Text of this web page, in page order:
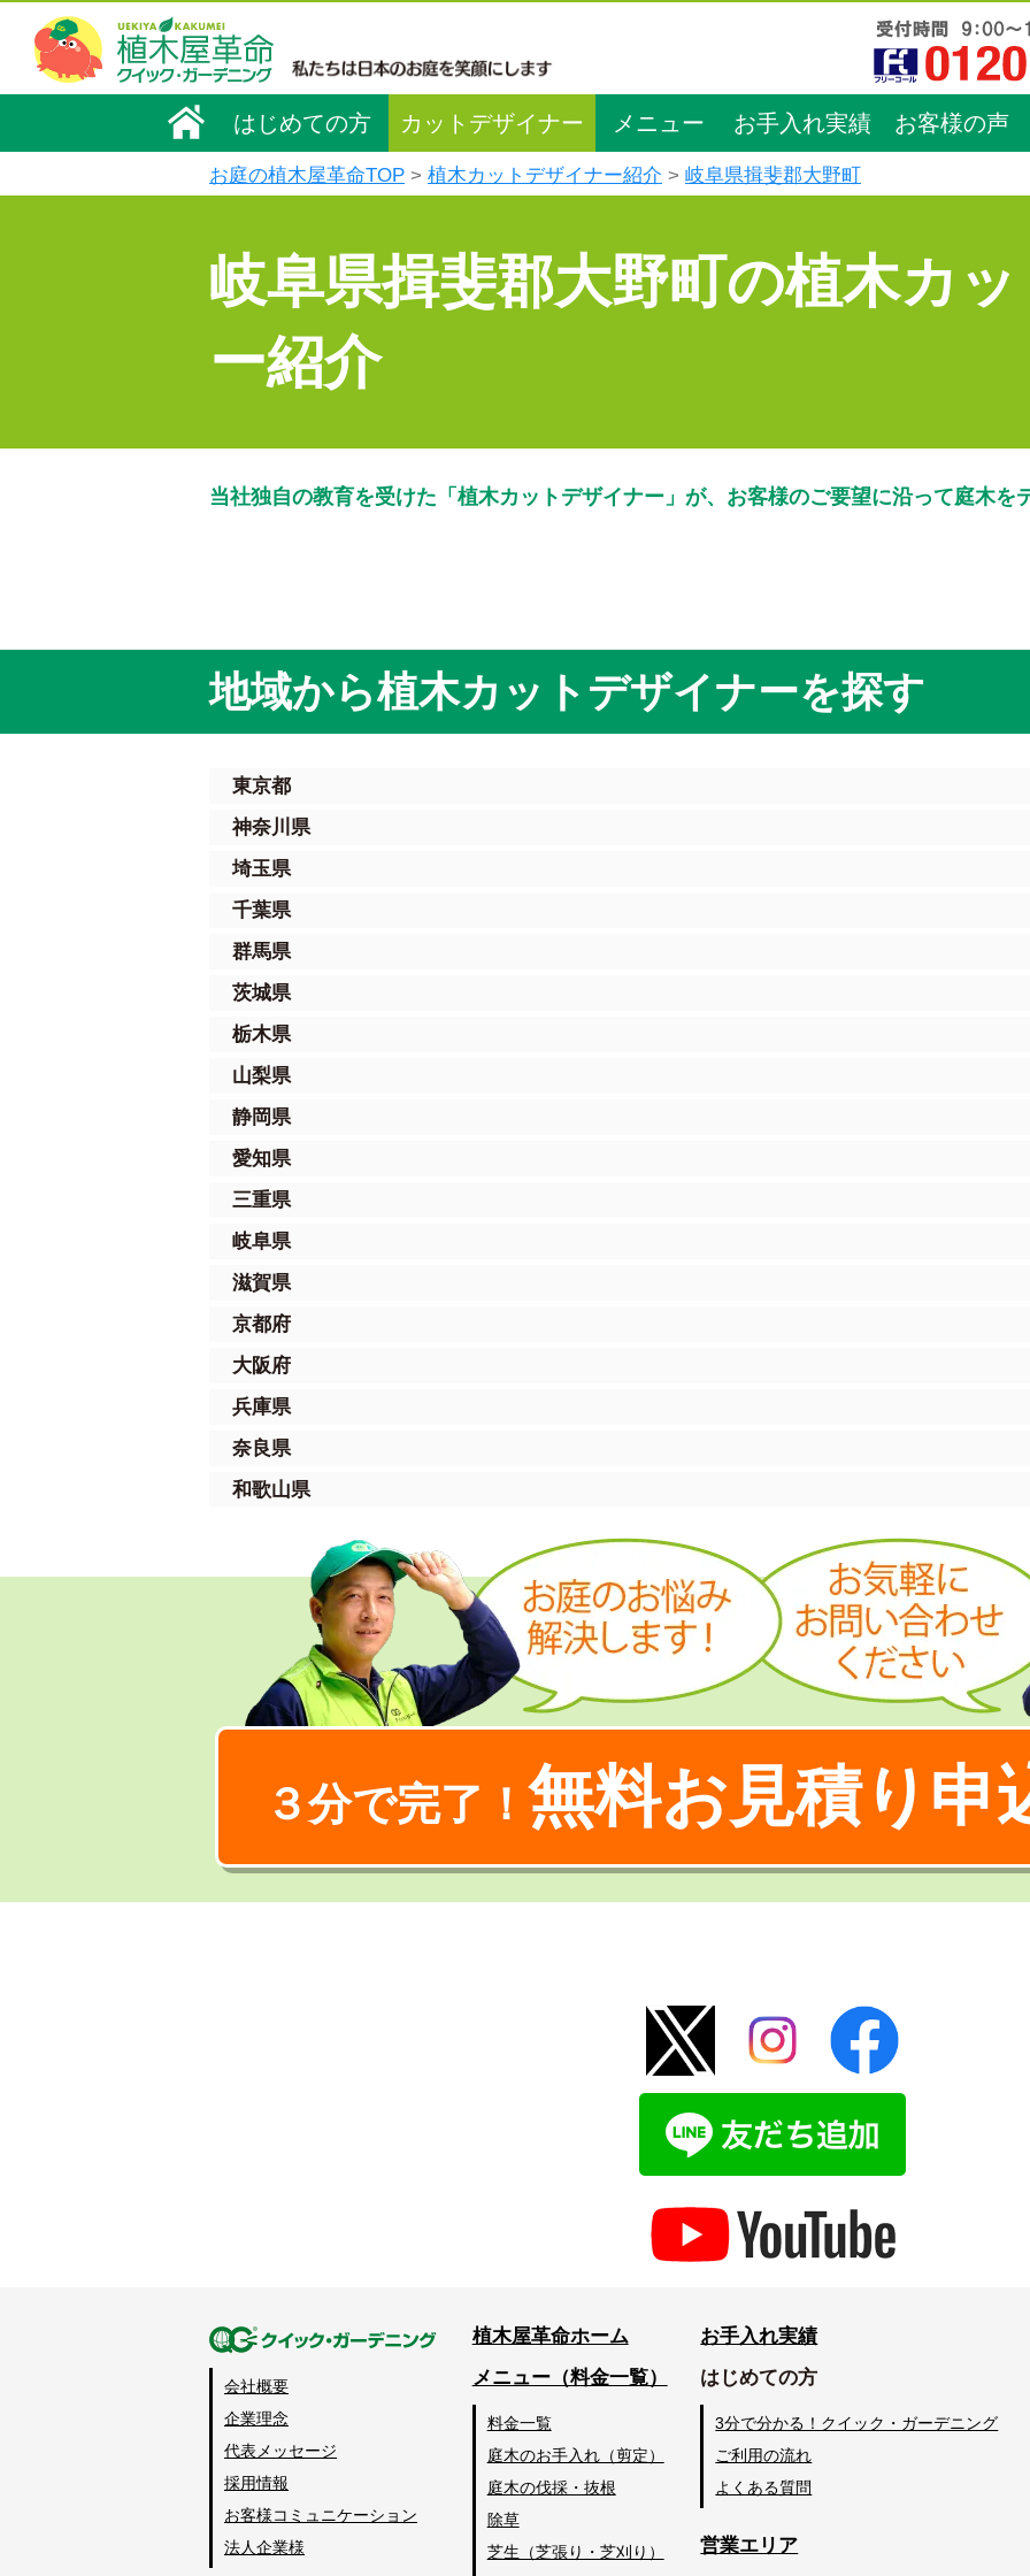
はじめての方 カットデザイナー メニュー お手入れ実績 お客様の声
お庭の植木屋革命TOP 植木カットデザイナー紹介 岐阜県揖斐郡大野町
岐阜県揖斐郡大野町の植木カ
ー紹介
当社独自の教育を受けた「植木カットデザイナー」が、お客様のご要望に沿って庭木を
地域から植木カットデザイナーを探す
東京都
神奈川県
埼玉県
千葉県
群馬県
茨城県
栃木県
山梨県
静岡県
愛知県
三重県
岐阜県
滋賀県
京都府
大阪府
兵庫県
奈良県
和歌山県
３分で完了！ 無料お見積り申
会社概要
企業理念
代表メッセージ
採用情報
お客様コミュニケーション
法人企業様
植木屋革命ホーム
メニュー（料金一覧）
料金一覧
庭木のお手入れ（剪定）
庭木の伐採・抜根
除草
芝生（芝張り・芝刈り）
お手入れ実績
はじめての方
3分で分かる！クイック・ガーデニング
ご利用の流れ
よくある質問
営業エリア